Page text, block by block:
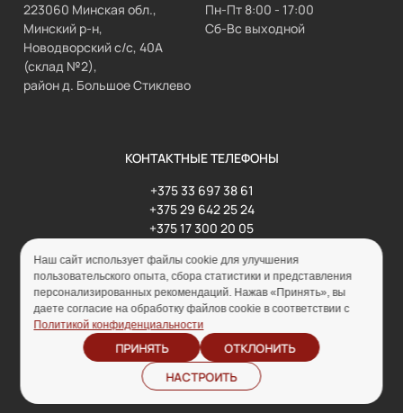
223060 Минская обл.,
Минский р-н,
Новодворский с/с, 40А
(склад №2),
район д. Большое Стиклево
Пн-Пт 8:00 - 17:00
Сб-Вс выходной
КОНТАКТНЫЕ ТЕЛЕФОНЫ
+375 33 697 38 61
+375 29 642 25 24
+375 17 300 20 05
Написать сообщение
Наш сайт использует файлы cookie для улучшения
пользовательского опыта, сбора статистики и представления
персонализированных рекомендаций. Нажав «Принять», вы
даете согласие на обработку файлов cookie в соответствии с
Политикой конфиденциальности
ПРИНЯТЬ
ОТКЛОНИТЬ
НАСТРОИТЬ